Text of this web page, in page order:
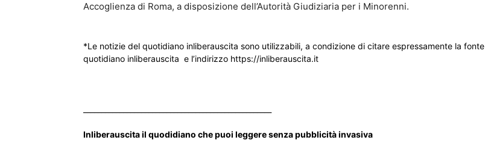
Accoglienza di Roma, a disposizione dell’Autorità Giudiziaria per i Minorenni.
*Le notizie del quotidiano inliberauscita sono utilizzabili, a condizione di citare espressamente la fonte
quotidiano inliberauscita e l’indirizzo https://inliberauscita.it
Inliberauscita il quodidiano che puoi leggere senza pubblicità invasiva